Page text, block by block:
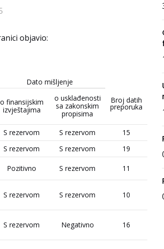
objavio:
Dato mišljenje
Broj datih
preporuka
o finansijskim
izvještajima
o usklađenosti
sa zakonskim
propisima
S rezervom S rezervom
15
S rezervom S rezervom 19
Pozitivno S rezervom 11
S rezervom S rezervom 10
S rezervom Negativno 16